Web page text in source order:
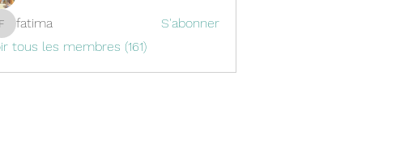
fatima
fatima
S'abonner
tous les membres (161)